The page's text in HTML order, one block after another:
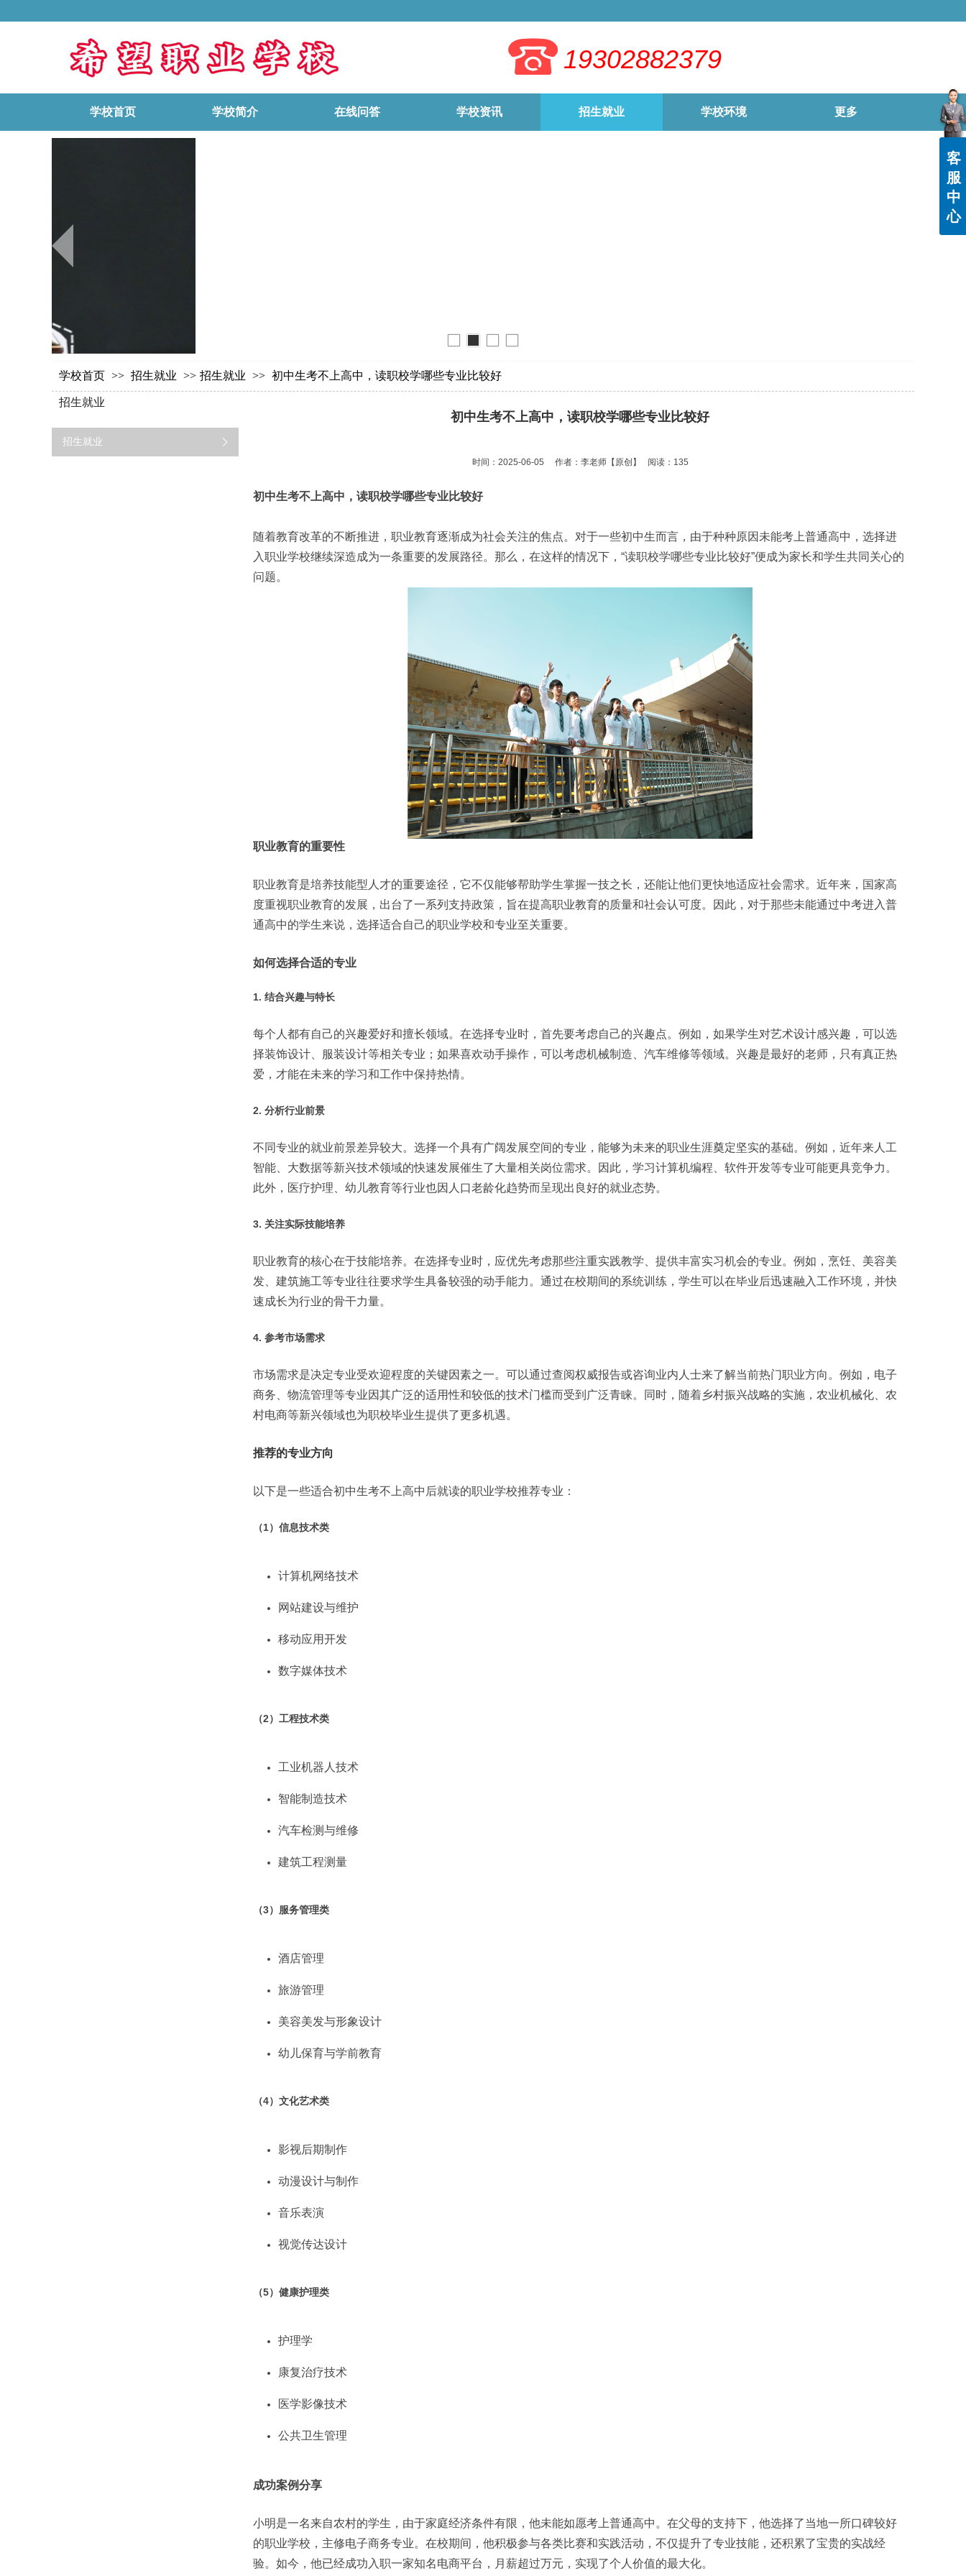
19302882379
学校首页 学校简介 在线问答 学校资讯 招生就业 学校环境 更多
学校首页 >> 招生就业 >> 招生就业 >> 初中生考不上高中，读职校学哪些专业比较好
招生就业
招生就业
初中生考不上高中，读职校学哪些专业比较好
时间：2025-06-05 作者：李老师【原创】 阅读：135
初中生考不上高中，读职校学哪些专业比较好
随着教育改革的不断推进，职业教育逐渐成为社会关注的焦点。对于一些初中生而言，由于种种原因未能考上普通高中，选择进
入职业学校继续深造成为一条重要的发展路径。那么，在这样的情况下，“读职校学哪些专业比较好”便成为家长和学生共同关心的
问题。
职业教育的重要性
职业教育是培养技能型人才的重要途径，它不仅能够帮助学生掌握一技之长，还能让他们更快地适应社会需求。近年来，国家高
度重视职业教育的发展，出台了一系列支持政策，旨在提高职业教育的质量和社会认可度。因此，对于那些未能通过中考进入普
通高中的学生来说，选择适合自己的职业学校和专业至关重要。
如何选择合适的专业
1. 结合兴趣与特长
每个人都有自己的兴趣爱好和擅长领域。在选择专业时，首先要考虑自己的兴趣点。例如，如果学生对艺术设计感兴趣，可以选
择装饰设计、服装设计等相关专业；如果喜欢动手操作，可以考虑机械制造、汽车维修等领域。兴趣是最好的老师，只有真正热
爱，才能在未来的学习和工作中保持热情。
2. 分析行业前景
不同专业的就业前景差异较大。选择一个具有广阔发展空间的专业，能够为未来的职业生涯奠定坚实的基础。例如，近年来人工
智能、大数据等新兴技术领域的快速发展催生了大量相关岗位需求。因此，学习计算机编程、软件开发等专业可能更具竞争力。
此外，医疗护理、幼儿教育等行业也因人口老龄化趋势而呈现出良好的就业态势。
3. 关注实际技能培养
职业教育的核心在于技能培养。在选择专业时，应优先考虑那些注重实践教学、提供丰富实习机会的专业。例如，烹饪、美容美
发、建筑施工等专业往往要求学生具备较强的动手能力。通过在校期间的系统训练，学生可以在毕业后迅速融入工作环境，并快
速成长为行业的骨干力量。
4. 参考市场需求
市场需求是决定专业受欢迎程度的关键因素之一。可以通过查阅权威报告或咨询业内人士来了解当前热门职业方向。例如，电子
商务、物流管理等专业因其广泛的适用性和较低的技术门槛而受到广泛青睐。同时，随着乡村振兴战略的实施，农业机械化、农
村电商等新兴领域也为职校毕业生提供了更多机遇。
推荐的专业方向
以下是一些适合初中生考不上高中后就读的职业学校推荐专业：
（1） 信息技术类
计算机网络技术
网站建设与维护
移动应用开发
数字媒体技术
（2） 工程技术类
工业机器人技术
智能制造技术
汽车检测与维修
建筑工程测量
（3） 服务管理类
酒店管理
旅游管理
美容美发与形象设计
幼儿保育与学前教育
（4） 文化艺术类
影视后期制作
动漫设计与制作
音乐表演
视觉传达设计
（5） 健康护理类
护理学
康复治疗技术
医学影像技术
公共卫生管理
成功案例分享
小明是一名来自农村的学生，由于家庭经济条件有限，他未能如愿考上普通高中。在父母的支持下，他选择了当地一所口碑较好
的职业学校，主修电子商务专业。在校期间，他积极参与各类比赛和实践活动，不仅提升了专业技能，还积累了宝贵的实战经
验。如今，他已经成功入职一家知名电商平台，月薪超过万元，实现了个人价值的最大化。
客
服
中
心